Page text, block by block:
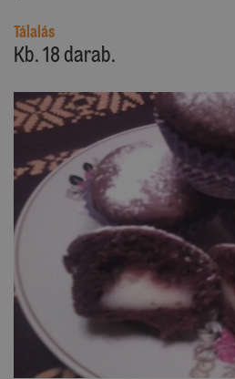
Tálalás
Kb. 18 darab.